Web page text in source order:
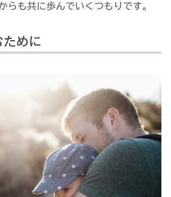
らも共に歩んでいくつもりです。
ために